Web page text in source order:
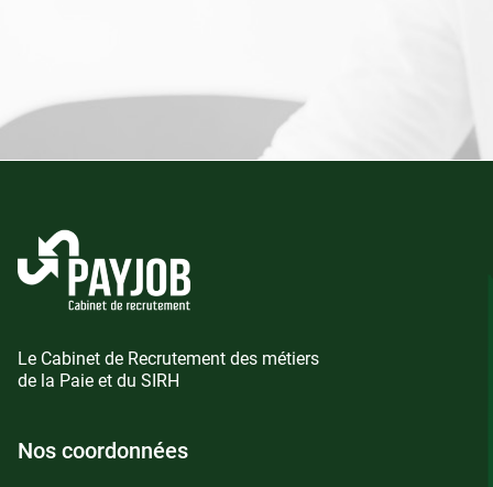
Le Cabinet de Recrutement des métiers
de la Paie et du SIRH
Nos coordonnées